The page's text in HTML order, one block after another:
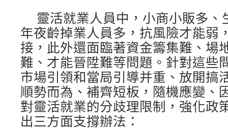
靈活就業人員中，小商小販多
年夜齡掉業人員多，抗風險才能弱
接，此外還面臨著資金籌集難、場
難、才能晉陞難等問題。針對這些
市場引領和當局引導并重、放開搞
順勢而為、補齊短板，隨機應變、
對靈活就業的分歧理限制，強化政
出三方面支撐辦法：